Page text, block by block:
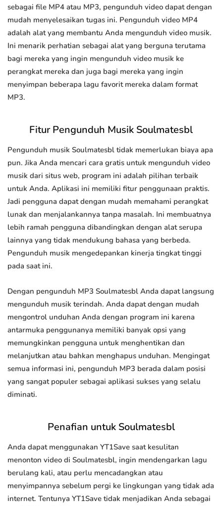
sebagai file MP4 atau MP3, pengunduh video dapat dengan
mudah menyelesaikan tugas ini. Pengunduh video MP4
adalah alat yang membantu Anda mengunduh video musik.
Ini menarik perhatian sebagai alat yang berguna terutama
bagi mereka yang ingin mengunduh video musik ke
perangkat mereka dan juga bagi mereka yang ingin
menyimpan beberapa lagu favorit mereka dalam format
MP3.
Fitur Pengunduh Musik Soulmatesbl
Pengunduh musik Soulmatesbl tidak memerlukan biaya apa
pun. Jika Anda mencari cara gratis untuk mengunduh video
musik dari situs web, program ini adalah pilihan terbaik
untuk Anda. Aplikasi ini memiliki fitur penggunaan praktis.
Jadi pengguna dapat dengan mudah memahami perangkat
lunak dan menjalankannya tanpa masalah. Ini membuatnya
lebih ramah pengguna dibandingkan dengan alat serupa
lainnya yang tidak mendukung bahasa yang berbeda.
Pengunduh musik mengedepankan kinerja tingkat tinggi
pada saat ini.
Dengan pengunduh MP3 Soulmatesbl Anda dapat langsung
mengunduh musik terindah. Anda dapat dengan mudah
mengontrol unduhan Anda dengan program ini karena
antarmuka penggunanya memiliki banyak opsi yang
memungkinkan pengguna untuk menghentikan dan
melanjutkan atau bahkan menghapus unduhan. Mengingat
semua informasi ini, pengunduh MP3 berada dalam posisi
yang sangat populer sebagai aplikasi sukses yang selalu
diminati.
Penafian untuk Soulmatesbl
Anda dapat menggunakan YT1Save saat kesulitan
menonton video di Soulmatesbl, ingin mendengarkan lagu
berulang kali, atau perlu mencadangkan atau
menyimpannya sebelum pergi ke lingkungan yang tidak ada
internet. Tentunya YT1Save tidak menjadikan Anda sebagai